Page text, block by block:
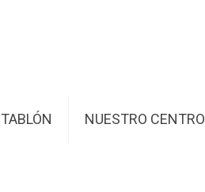
TABLÓN NUESTRO CENTRO